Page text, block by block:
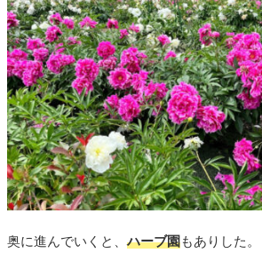
奥に進んでいくと、ハーブ園もありした。